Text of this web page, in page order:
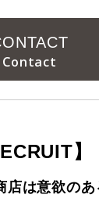
】
店は意欲の